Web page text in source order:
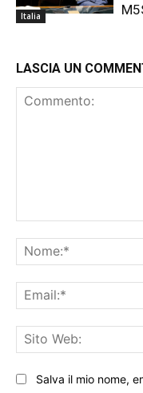
Italia
LASCIA UN
Salva il mio nome,